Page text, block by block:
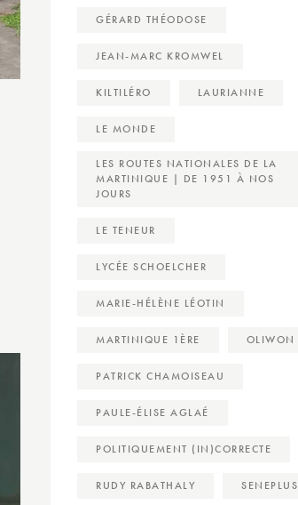
GÉRARD THÉODOSE
JEAN-MARC KROMWEL
KILTILÉRO LAURIANNE
LE MONDE
LES ROUTES NATIONALES DE LA
MARTINIQUE | DE 1951 À NOS
JOURS
LE TENEUR
LYCÉE SCHOELCHER
MARIE-HÉLÈNE LÉOTIN
MARTINIQUE 1ÈRE OLIWON
PATRICK CHAMOISEAU
PAULE-ÉLISE AGLAÉ
POLITIQUEMENT (IN)CORRECTE
RUDY RABATHALY SENEPLUS